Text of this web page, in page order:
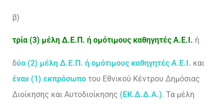
β)
τρία (3) μέλη Δ.Ε.Π. ή ομότιμους καθηγητές Α.Ε.Ι. ή
δύο (2) μέλη Δ.Ε.Π. ή ομότιμους καθηγητές Α.Ε.Ι. και
έναν (1) εκπρόσωπο του Εθνικού Κέντρου Δημόσιας
Διοίκησης και Αυτοδιοίκησης (ΕΚ.Δ.Δ.Α.). Τα μέλη